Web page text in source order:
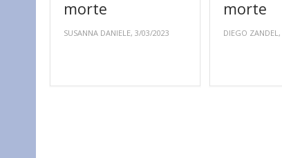
morte
SUSANNA DANIELE, 3/03/2023
morte
DIEGO